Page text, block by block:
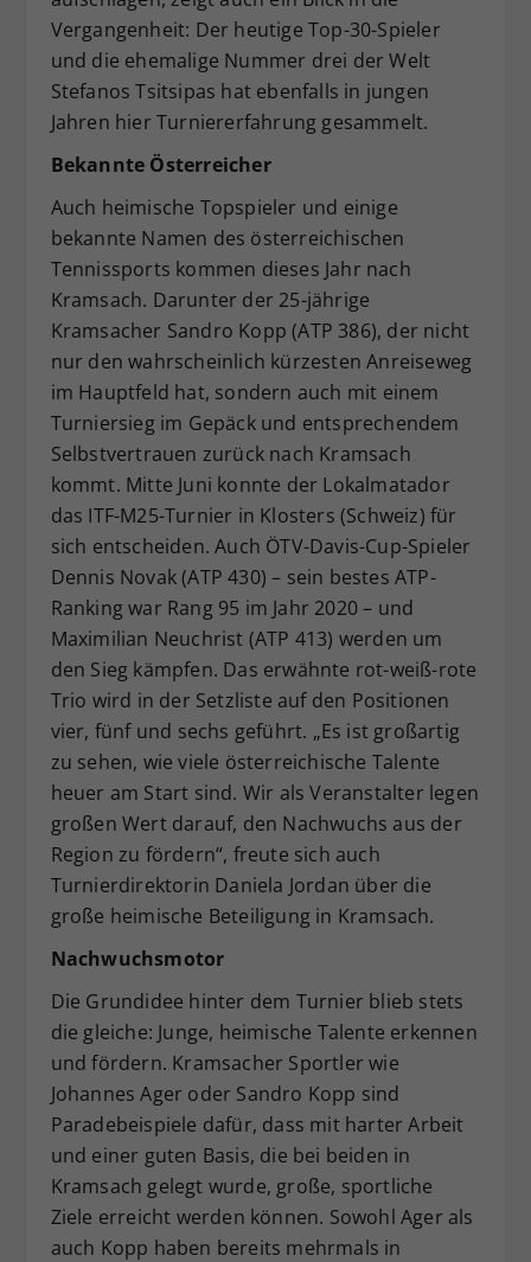
Vergangenheit: Der heutige Top-30-Spieler
und die ehemalige Nummer drei der Welt
Stefanos Tsitsipas hat ebenfalls in jungen
Jahren hier Turniererfahrung gesammelt.
Bekannte Österreicher
Auch heimische Topspieler und einige
bekannte Namen des österreichischen
Tennissports kommen dieses Jahr nach
Kramsach. Darunter der 25-jährige
Kramsacher Sandro Kopp (ATP 386), der nicht
nur den wahrscheinlich kürzesten Anreiseweg
im Hauptfeld hat, sondern auch mit einem
Turniersieg im Gepäck und entsprechendem
Selbstvertrauen zurück nach Kramsach
kommt. Mitte Juni konnte der Lokalmatador
das ITF-M25-Turnier in Klosters (Schweiz) für
sich entscheiden. Auch ÖTV-Davis-Cup-Spieler
Dennis Novak (ATP 430) – sein bestes ATP-
Ranking war Rang 95 im Jahr 2020 – und
Maximilian Neuchrist (ATP 413) werden um
den Sieg kämpfen. Das erwähnte rot-weiß-rote
Trio wird in der Setzliste auf den Positionen
vier, fünf und sechs geführt. „Es ist großartig
zu sehen, wie viele österreichische Talente
heuer am Start sind. Wir als Veranstalter legen
großen Wert darauf, den Nachwuchs aus der
Region zu fördern“, freute sich auch
Turnierdirektorin Daniela Jordan über die
große heimische Beteiligung in Kramsach.
Nachwuchsmotor
Die Grundidee hinter dem Turnier blieb stets
die gleiche: Junge, heimische Talente erkennen
und fördern. Kramsacher Sportler wie
Johannes Ager oder Sandro Kopp sind
Paradebeispiele dafür, dass mit harter Arbeit
und einer guten Basis, die bei beiden in
Kramsach gelegt wurde, große, sportliche
Ziele erreicht werden können. Sowohl Ager als
auch Kopp haben bereits mehrmals in